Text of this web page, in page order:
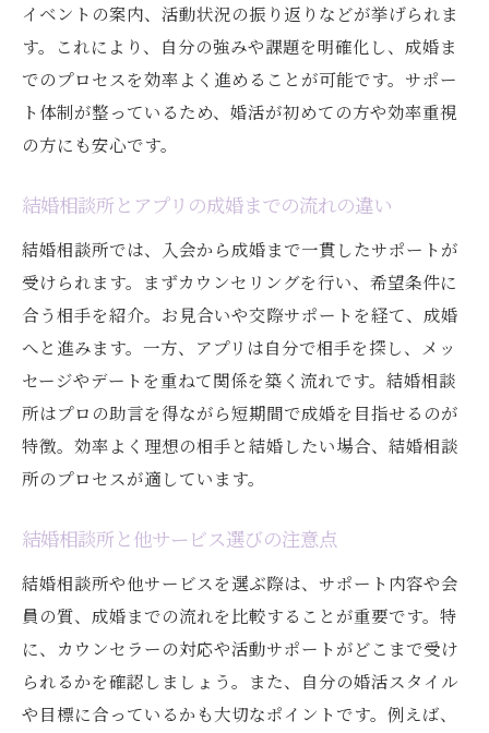
イベントの案内、活動状況の振り返りなどが挙げられま
す。これにより、自分の強みや課題を明確化し、成婚ま
でのプロセスを効率よく進めることが可能です。サポー
ト体制が整っているため、婚活が初めての方や効率重視
の方にも安心です。
結婚相談所とアプリの成婚までの流れの違い
結婚相談所では、入会から成婚まで一貫したサポートが
受けられます。まずカウンセリングを行い、希望条件に
合う相手を紹介。お見合いや交際サポートを経て、成婚
へと進みます。一方、アプリは自分で相手を探し、メッ
セージやデートを重ねて関係を築く流れです。結婚相談
所はプロの助言を得ながら短期間で成婚を目指せるのが
特徴。効率よく理想の相手と結婚したい場合、結婚相談
所のプロセスが適しています。
結婚相談所と他サービス選びの注意点
結婚相談所や他サービスを選ぶ際は、サポート内容や会
員の質、成婚までの流れを比較することが重要です。特
に、カウンセラーの対応や活動サポートがどこまで受け
られるかを確認しましょう。また、自分の婚活スタイル
や目標に合っているかも大切なポイントです。例えば、